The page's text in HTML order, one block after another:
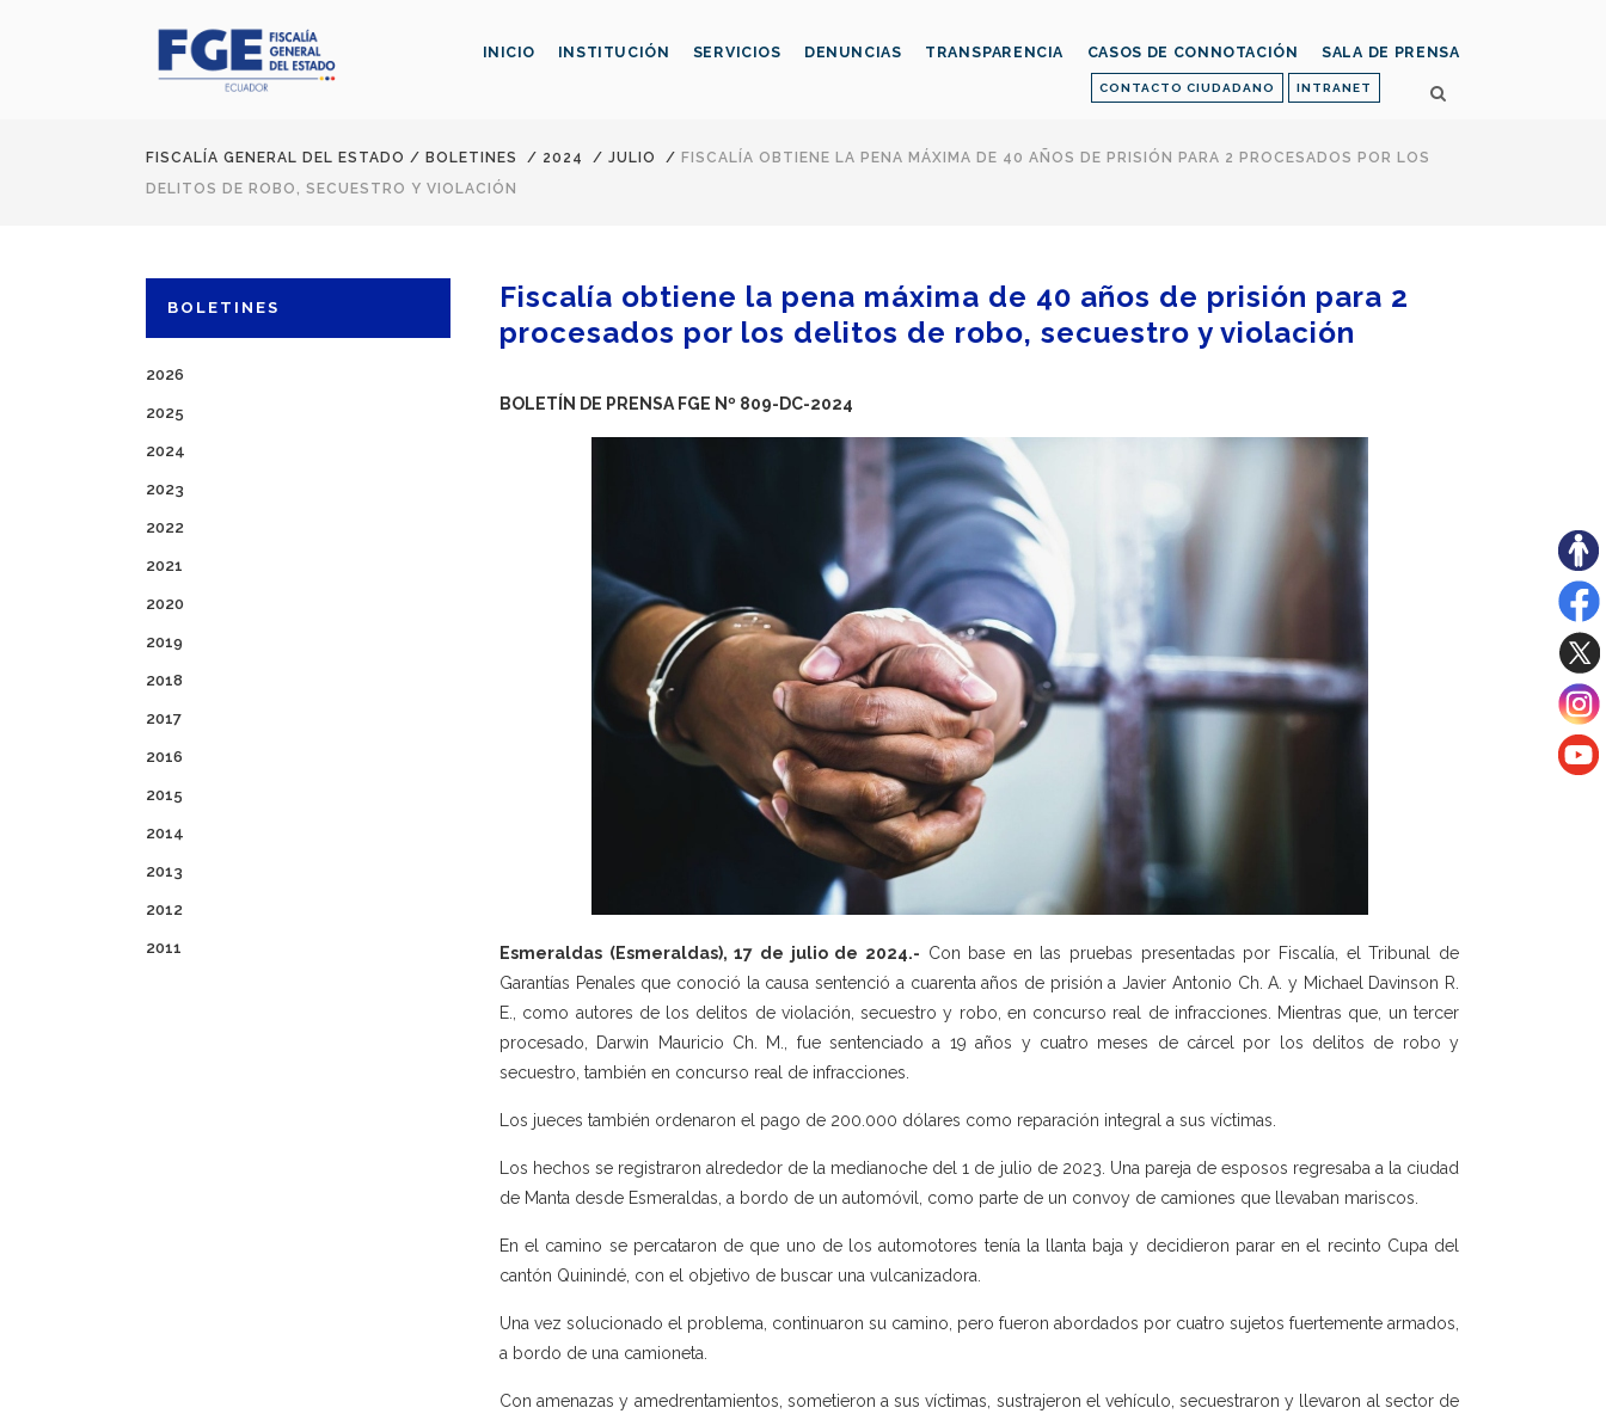
CONTACTO CIUDADANO INTRANET
INICIO INSTITUCIÓN SERVICIOS DENUNCIAS TRANSPARENCIA CASOS DE CONNOTACIÓN SALA DE PRENSA
FISCALÍA GENERAL DEL ESTADO / BOLETINES / 2024 / JULIO / FISCALÍA OBTIENE LA PENA MÁXIMA DE 40 AÑOS DE PRISIÓN PARA 2 PROCESADOS POR LOS
DELITOS DE ROBO, SECUESTRO Y VIOLACIÓN
BOLETINES
2026
2025
2024
2023
2022
2021
2020
2019
2018
2017
2016
2015
2014
2013
2012
2011
Fiscalía obtiene la pena máxima de 40 años de prisión para 2
procesados por los delitos de robo, secuestro y violación
BOLETÍN DE PRENSA FGE Nº 809-DC-2024
Esmeraldas (Esmeraldas), 17 de julio de 2024.- Con base en las pruebas presentadas por Fiscalía, el Tribunal de
Garantías Penales que conoció la causa sentenció a cuarenta años de prisión a Javier Antonio Ch. A. y Michael Davinson R.
E., como autores de los delitos de violación, secuestro y robo, en concurso real de infracciones. Mientras que, un tercer
procesado, Darwin Mauricio Ch. M., fue sentenciado a 19 años y cuatro meses de cárcel por los delitos de robo y
secuestro, también en concurso real de infracciones.
Los jueces también ordenaron el pago de 200.000 dólares como reparación integral a sus víctimas.
Los hechos se registraron alrededor de la medianoche del 1 de julio de 2023. Una pareja de esposos regresaba a la ciudad
de Manta desde Esmeraldas, a bordo de un automóvil, como parte de un convoy de camiones que llevaban mariscos.
En el camino se percataron de que uno de los automotores tenía la llanta baja y decidieron parar en el recinto Cupa del
cantón Quinindé, con el objetivo de buscar una vulcanizadora.
Una vez solucionado el problema, continuaron su camino, pero fueron abordados por cuatro sujetos fuertemente armados,
a bordo de una camioneta.
Con amenazas y amedrentamientos, sometieron a sus víctimas, sustrajeron el vehículo, secuestraron y llevaron al sector de